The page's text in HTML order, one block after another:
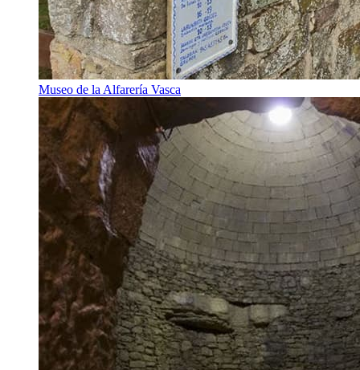
Museo de la Alfarería Vasca